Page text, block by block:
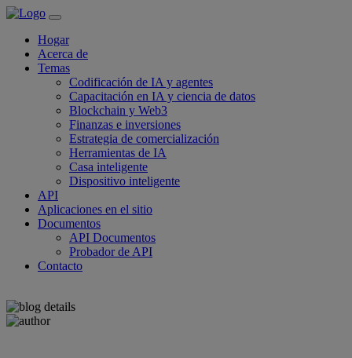
Hogar
Acerca de
Temas
Codificación de IA y agentes
Capacitación en IA y ciencia de datos
Blockchain y Web3
Finanzas e inversiones
Estrategia de comercialización
Herramientas de IA
Casa inteligente
Dispositivo inteligente
API
Aplicaciones en el sitio
Documentos
API Documentos
Probador de API
Contacto